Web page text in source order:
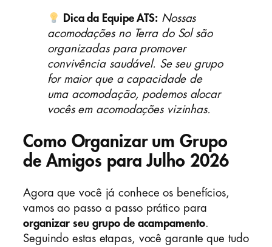
Dica da Equipe ATS: Nossas
acomodações no Terra do Sol são
organizadas para promover
convivência saudável. Se seu grupo
for maior que a capacidade de
uma acomodação, podemos alocar
vocês em acomodações vizinhas.
Como Organizar um Grupo
de Amigos para Julho 2026
Agora que você já conhece os benefícios,
vamos ao passo a passo prático para
organizar seu grupo de acampamento.
Seguindo estas etapas, você garante que tudo